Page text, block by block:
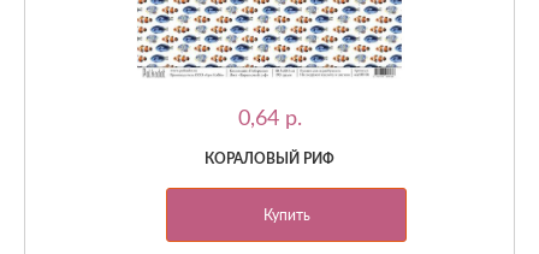
0,64 p.
КОРАЛОВЫЙ РИФ
Купить